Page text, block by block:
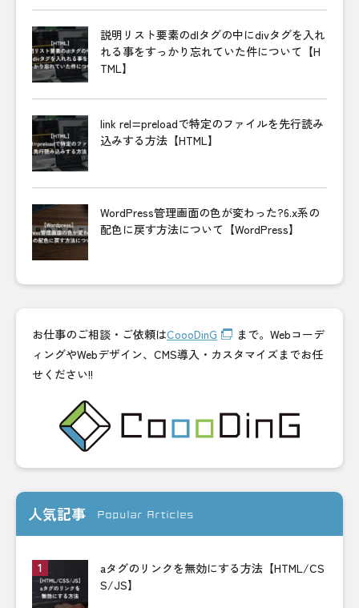
説明リスト要素のdlタグの中にdivタグを入れ
れる事をすっかり忘れていた件について【H
TML】
link rel=preloadで特定のファイルを先行読み
込みする方法【HTML】
WordPress管理画面の色が変わった?6.x系の
配色に戻す方法について【WordPress】
お仕事のご相談・ご依頼はCoooDinG
まで。Webコーデ
ィングやWebデザイン、CMS導入・カスタマイズまでお任
せください!!
人気記事 Popular Articles
aタグのリンクを無効にする方法【HTML/CS
S/JS】